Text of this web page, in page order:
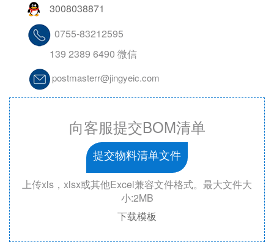
3008038871
0755-83212595
139 2389 6490 微信
postmasterr@jingyeic.com
向客服提交BOM清单
提交物料清单文件
上传xls，xlsx或其他Excel兼容文件格式。最大文件大
小:2MB
下载模板